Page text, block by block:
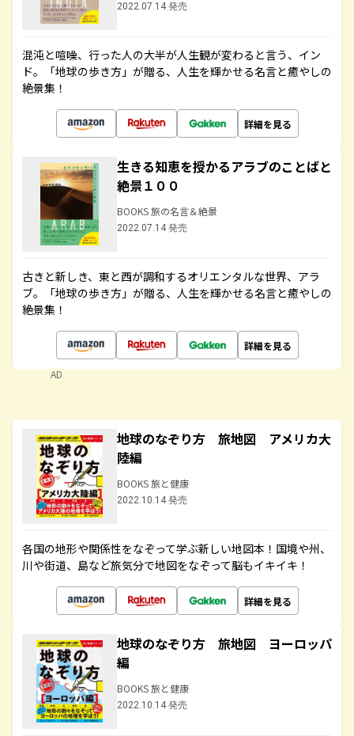
2022.07.14 発売
混沌と喧噪、行った人の大半が人生観が変わると言う、イン
ド。「地球の歩き方」が贈る、人生を輝かせる名言と癒やしの
絶景集！
詳細を見る
生きる知恵を授かるアラブのことばと
絶景１００
BOOKS 旅の名言＆絶景
2022.07.14 発売
古きと新しき、東と西が調和するオリエンタルな世界、アラ
ブ。「地球の歩き方」が贈る、人生を輝かせる名言と癒やしの
絶景集！
詳細を見る
AD
地球のなぞり方 旅地図 アメリカ大
陸編
BOOKS 旅と健康
2022.10.14 発売
各国の地形や関係性をなぞって学ぶ新しい地図本！国境や州、
川や街道、島など旅気分で地図をなぞって脳もイキイキ！
詳細を見る
地球のなぞり方 旅地図 ヨーロッパ
編
BOOKS 旅と健康
2022.10.14 発売